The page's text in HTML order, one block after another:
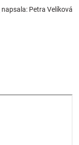
napsala: Petra Velíková